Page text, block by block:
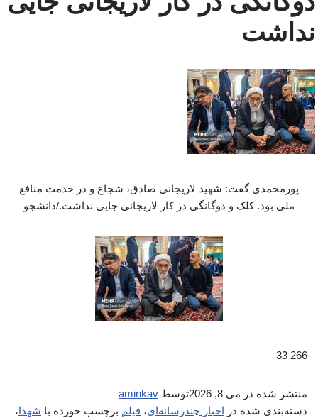
نداشت
پورمحمدی گفت: شهید لاریجانی صادق، شجاع و در خدمت منافع
ملی بود. کلک و دوگانگی در کار لاریجانی جایی نداشت./دانشجو
266 33
منتشر شده در می 8, 2026 توسط aminkav
دسته‌بندی شده در اخبار چندرسانه‌ای، فیلم برچسب خورده با شهدا،